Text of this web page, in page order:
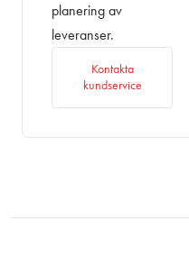
planering av
leveranser.
Kontakta
kundservice